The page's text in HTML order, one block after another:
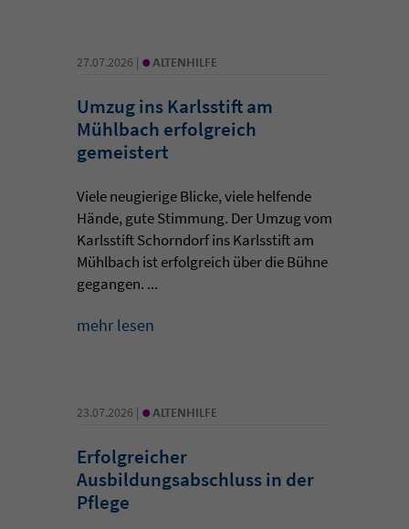
27.07.2026 | • ALTENHILFE
Umzug ins Karlsstift am
Mühlbach erfolgreich
gemeistert
Viele neugierige Blicke, viele helfende
Hände, gute Stimmung. Der Umzug vom
Karlsstift Schorndorf ins Karlsstift am
Mühlbach ist erfolgreich über die Bühne
gegangen. ...
mehr lesen
23.07.2026 | • ALTENHILFE
Erfolgreicher
Ausbildungsabschluss in der
Pflege